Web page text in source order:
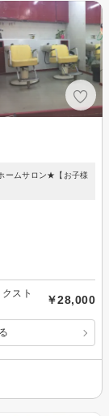
ームサロン★【お子様
スト
￥28,000